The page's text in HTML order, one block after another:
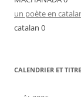
un poète en
catalan 0
CALENDRIER ET